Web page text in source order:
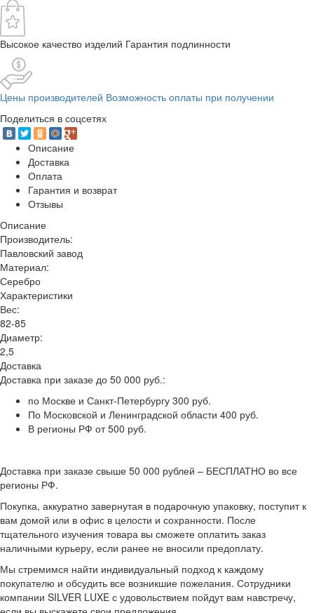
Высокое качество изделий Гарантия подлинности
Цены производителей Возможность оплаты при получении
Поделиться в соцсетях
Описание
Доставка
Оплата
Гарантия и возврат
Отзывы
Описание
Производитель:
Павловский завод
Материал:
Серебро
Характеристики
Вес:
82-85
Диаметр:
2,5
Доставка
Доставка при заказе до 50 000 руб.:
по Москве и Санкт-Петербургу 300 руб.
По Московской и Ленинградской области 400 руб.
В регионы РФ от 500 руб.
Доставка при заказе свыше 50 000 рублей – БЕСПЛАТНО во все
регионы РФ.
Покупка, аккуратно завернутая в подарочную упаковку, поступит к
вам домой или в офис в целости и сохранности. После
тщательного изучения товара вы сможете оплатить заказ
наличными курьеру, если ранее не вносили предоплату.
Мы стремимся найти индивидуальный подход к каждому
покупателю и обсудить все возникшие пожелания. Сотрудники
компании SILVER LUXE с удовольствием пойдут вам навстречу,